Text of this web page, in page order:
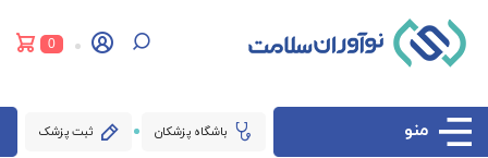
0
منو باشگاه پزشکان ثبت پزشک